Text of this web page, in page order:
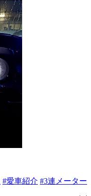
#愛車紹介 #3連メーター